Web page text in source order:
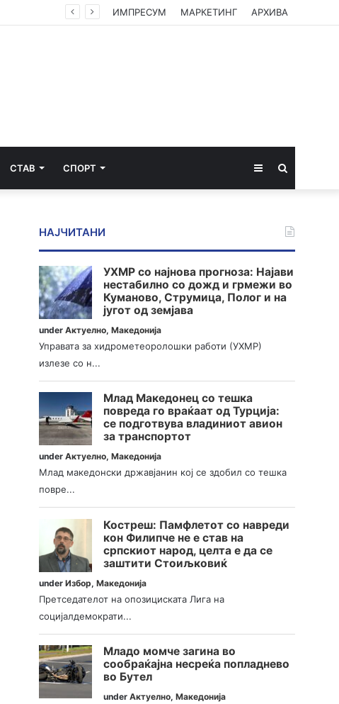
ИМПРЕСУМ МАРКЕТИНГ АРХИВА
СТАВ СПОРТ Sidebar
НАЈЧИТАНИ
УХМР со најнова прогноза: Најави
нестабилно со дожд и грмежи во
Куманово, Струмица, Полог и на
југот од земјава
underАктуелно,Македонија
Управата за хидрометеоролошки работи (УХМР)
излезе со н...
Млад Македонец со тешка
повреда го враќаат од Турција:
се подготвува владиниот авион
за транспортот
underАктуелно,Македонија
Млад македонски државјанин кој се здобил со тешка
повре...
Костреш: Памфлетот со навреди
кон Филипче не е став на
српскиот народ, целта е да се
заштити Стоиљковиќ
underИзбор,Македонија
Претседателот на опозициската Лига на
социјалдемократи...
Младо момче загина во
сообраќајна несреќа попладнево
во Бутел
underАктуелно,Македонија